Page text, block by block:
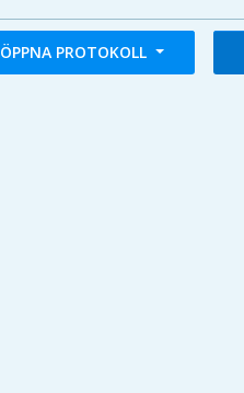
ÖPPNA PROTOKOLL